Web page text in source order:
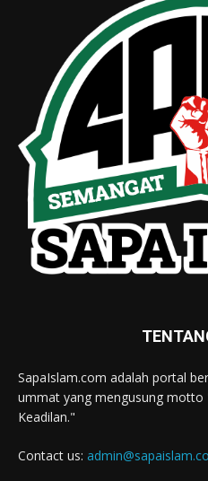
SapaIslam.com adalah portal
ummat yang mengusung motto
Keadilan."
Contact us: